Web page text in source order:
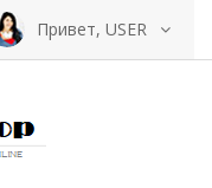
Привет, USER